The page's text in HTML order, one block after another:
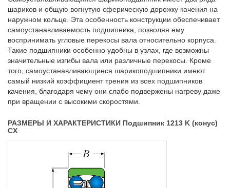
шариков и общую вогнутую сферическую дорожку качения на
наружном кольце. Эта особенность конструкции обеспечивает
самоустанавливаемость подшипника, позволяя ему
воспринимать угловые перекосы вала относительно корпуса.
Такие подшипники особенно удобны в узлах, где возможны
значительные изгибы вала или различные перекосы. Кроме
того, самоустанавливающиеся шарикоподшипники имеют
самый низкий коэффициент трения из всех подшипников
качения, благодаря чему они слабо подвержены нагреву даже
при вращении с высокими скоростями.
РАЗМЕРЫ И ХАРАКТЕРИСТИКИ Подшипник 1213 K (конус)
CX